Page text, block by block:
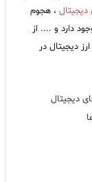
دیجیتال ، هجوم
دارد و .... از
دیجیتال در
دیجیتال